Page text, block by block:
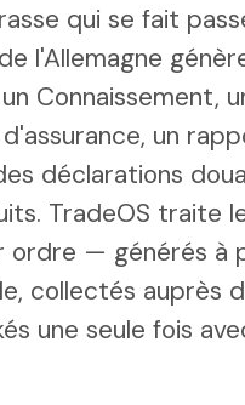
qui se fait
l'Allemagne
Connaissement,
un
déclarations
TradeOS traite
ordre — générés à
collectés auprès
une seule fois